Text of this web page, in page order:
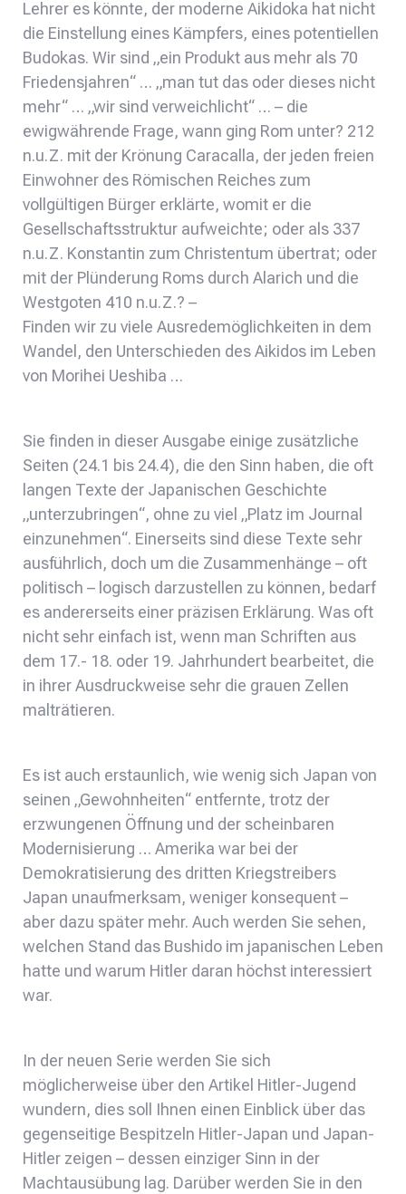
Lehrer es könnte, der moderne Aikidoka hat nicht
die Einstellung eines Kämpfers, eines potentiellen
Budokas. Wir sind „ein Produkt aus mehr als 70
Friedensjahren“ … „man tut das oder dieses nicht
mehr“ … „wir sind verweichlicht“ … – die
ewigwährende Frage, wann ging Rom unter? 212
n.u.Z. mit der Krönung Caracalla, der jeden freien
Einwohner des Römischen Reiches zum
vollgültigen Bürger erklärte, womit er die
Gesellschaftsstruktur aufweichte; oder als 337
n.u.Z. Konstantin zum Christentum übertrat; oder
mit der Plünderung Roms durch Alarich und die
Westgoten 410 n.u.Z.? –
Finden wir zu viele Ausredemöglichkeiten in dem
Wandel, den Unterschieden des Aikidos im Leben
von Morihei Ueshiba …
Sie finden in dieser Ausgabe einige zusätzliche
Seiten (24.1 bis 24.4), die den Sinn haben, die oft
langen Texte der Japanischen Geschichte
„unterzubringen“, ohne zu viel „Platz im Journal
einzunehmen“. Einerseits sind diese Texte sehr
ausführlich, doch um die Zusammenhänge – oft
politisch – logisch darzustellen zu können, bedarf
es andererseits einer präzisen Erklärung. Was oft
nicht sehr einfach ist, wenn man Schriften aus
dem 17.- 18. oder 19. Jahrhundert bearbeitet, die
in ihrer Ausdruckweise sehr die grauen Zellen
malträtieren.
Es ist auch erstaunlich, wie wenig sich Japan von
seinen „Gewohnheiten“ entfernte, trotz der
erzwungenen Öffnung und der scheinbaren
Modernisierung … Amerika war bei der
Demokratisierung des dritten Kriegstreibers
Japan unaufmerksam, weniger konsequent –
aber dazu später mehr. Auch werden Sie sehen,
welchen Stand das Bushido im japanischen Leben
hatte und warum Hitler daran höchst interessiert
war.
In der neuen Serie werden Sie sich
möglicherweise über den Artikel Hitler-Jugend
wundern, dies soll Ihnen einen Einblick über das
gegenseitige Bespitzeln Hitler-Japan und Japan-
Hitler zeigen – dessen einziger Sinn in der
Machtausübung lag. Darüber werden Sie in den